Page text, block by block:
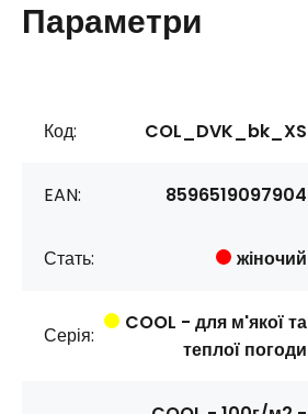
Параметри
Код: COL_DVK_bk_XS
EAN: 8596519097904
Стать: жіночий
Серія:
COOL - для м'якої та
теплої погоди